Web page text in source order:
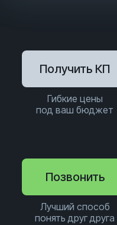
Позвонить
Лучший способ
понять друг друга
Получить КП
Гибкие цены
под ваш бюджет